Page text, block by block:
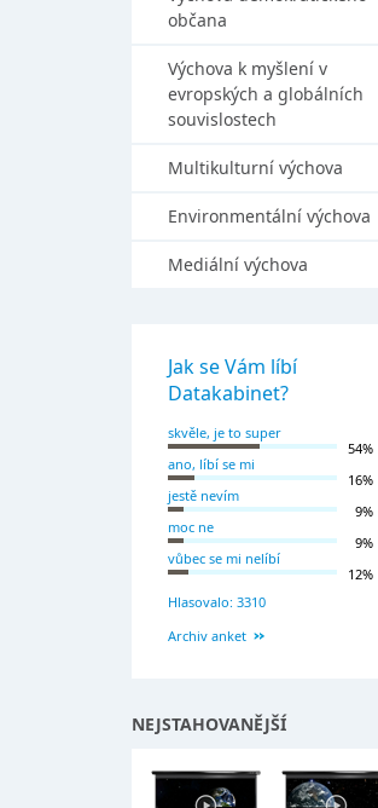
občana
Výchova k myšlení v
evropských a globálních
souvislostech
Multikulturní výchova
Environmentální výchova
Mediální výchova
Jak se Vám líbí
Datakabinet?
skvěle, je to super
54%
ano, líbí se mi
16%
jestě nevím
9%
moc ne
9%
vůbec se mi nelíbí
12%
Hlasovalo: 3310
Archiv anket
NEJSTAHOVANĚJŠÍ